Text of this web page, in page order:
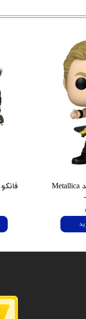
فانکو پاپ جیمز هتفیلد Metallica